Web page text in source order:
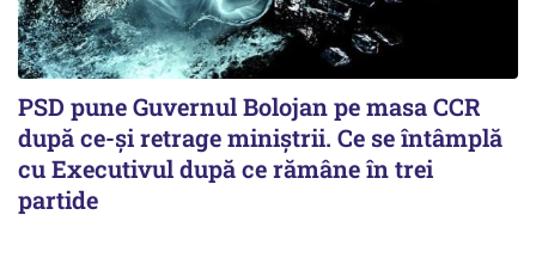
PSD pune Guvernul Bolojan pe masa CCR
după ce-și retrage miniștrii. Ce se întâmplă
cu Executivul după ce rămâne în trei
partide